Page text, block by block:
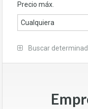
Precio máx.
Cualquiera
Buscar